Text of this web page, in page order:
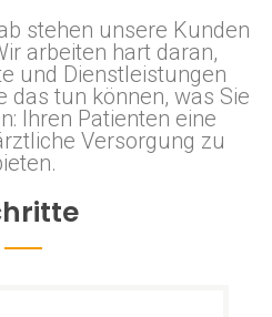
stehen unsere Kunden
arbeiten hart daran,
und Dienstleistungen
das tun können, was Sie
Ihren Patienten eine
Versorgung zu